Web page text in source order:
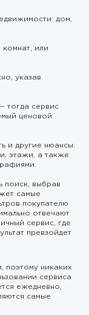
дом,
или
указав
тогда сервис
ценовой
и другие нюансы.
этажи, а также
поиск, выбрав
самые
покупателю
отвечают
сервис, где
превзойдет
поэтому никаких
сервиса
ежедневно,
самые